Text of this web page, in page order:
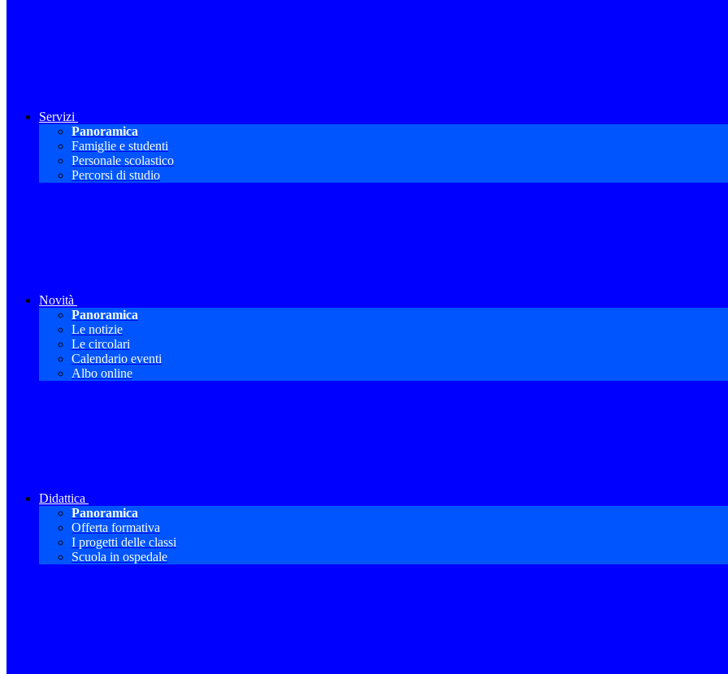
Servizi
Panoramica
Famiglie e studenti
Personale scolastico
Percorsi di studio
Novità
Panoramica
Le notizie
Le circolari
Calendario eventi
Albo online
Didattica
Panoramica
Offerta formativa
I progetti delle classi
Scuola in ospedale